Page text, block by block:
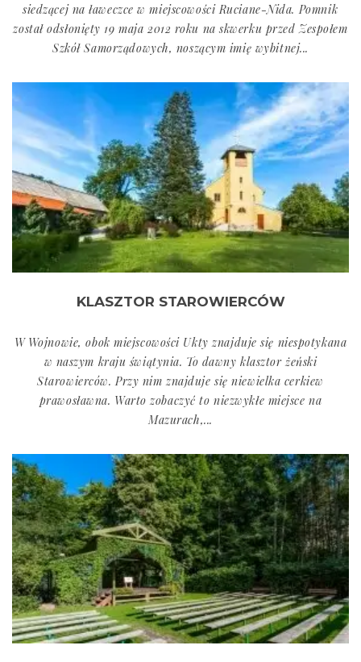
siedzącej na ławeczce w miejscowości Ruciane-Nida. Pomnik
został odsłonięty 19 maja 2012 roku na skwerku przed Zespołem
Szkół Samorządowych, noszącym imię wybitnej...
KLASZTOR STAROWIERCÓW
W Wojnowie, obok miejscowości Ukty znajduje się niespotykana
w naszym kraju świątynia. To dawny klasztor żeński
Starowierców. Przy nim znajduje się niewielka cerkiew
prawosławna. Warto zobaczyć to niezwykłe miejsce na
Mazurach,...